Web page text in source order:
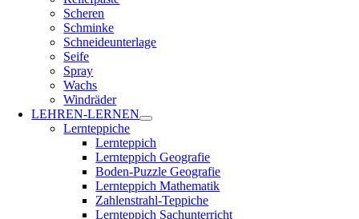
Scheren
Schminke
Schneideunterlage
Seife
Spray
Wachs
Windräder
LEHREN-LERNEN
Lernteppiche
Lernteppich
Lernteppich Geografie
Boden-Puzzle Geografie
Lernteppich Mathematik
Zahlenstrahl-Teppiche
Lernteppich Sachunterricht